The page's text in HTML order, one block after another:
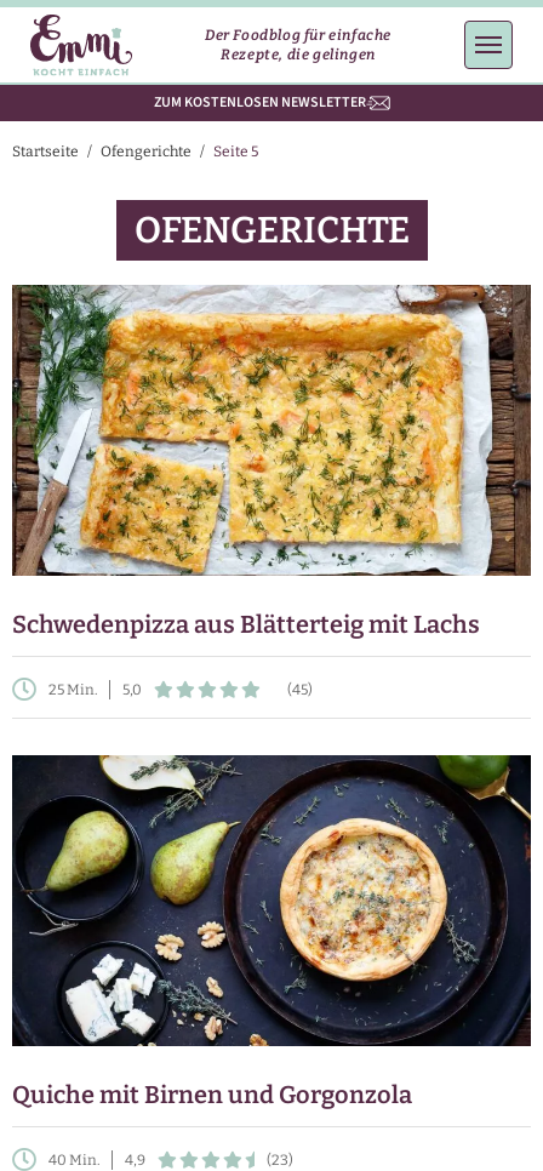
Der Foodblog für einfache
Rezepte, die gelingen
ZUM KOSTENLOSEN NEWSLETTER
Startseite / Ofengerichte / Seite 5
OFENGERICHTE
Schwedenpizza aus Blätterteig mit Lachs
25 Min. 5,0 (45)
Quiche mit Birnen und Gorgonzola
40 Min. 4,9 (23)